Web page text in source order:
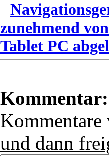
zunehmend
Tablet PC
Kommentar:
und dann